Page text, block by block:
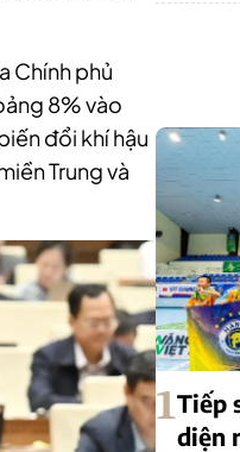
Chính phủ
8% vào
đổi khí hậu
Trung và
1Tiếp
diện